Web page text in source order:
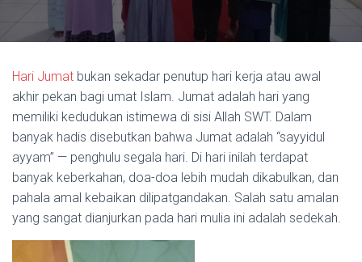
Hari Jumat bukan sekadar penutup hari kerja atau awal
akhir pekan bagi umat Islam. Jumat adalah hari yang
memiliki kedudukan istimewa di sisi Allah SWT. Dalam
banyak hadis disebutkan bahwa Jumat adalah “sayyidul
ayyam” — penghulu segala hari. Di hari inilah terdapat
banyak keberkahan, doa-doa lebih mudah dikabulkan, dan
pahala amal kebaikan dilipatgandakan. Salah satu amalan
yang sangat dianjurkan pada hari mulia ini adalah sedekah.